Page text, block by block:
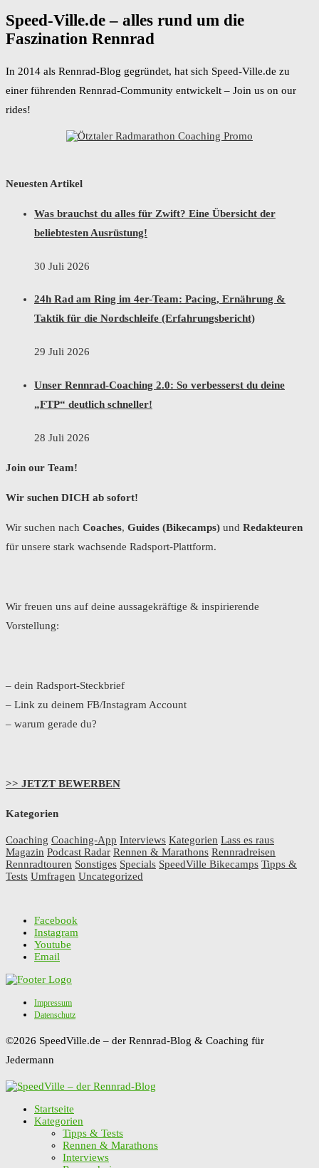
Speed-Ville.de – alles rund um die
Faszination Rennrad
In 2014 als Rennrad-Blog gegründet, hat sich Speed-Ville.de zu
einer führenden Rennrad-Community entwickelt – Join us on our
rides!
Neuesten Artikel
Was brauchst du alles für Zwift? Eine Übersicht der
beliebtesten Ausrüstung!
30 Juli 2026
24h Rad am Ring im 4er-Team: Pacing, Ernährung &
Taktik für die Nordschleife (Erfahrungsbericht)
29 Juli 2026
Unser Rennrad-Coaching 2.0: So verbesserst du deine
„FTP“ deutlich schneller!
28 Juli 2026
Join our Team!
Wir suchen DICH ab sofort!
Wir suchen nach Coaches, Guides (Bikecamps) und Redakteuren
für unsere stark wachsende Radsport-Plattform.
Wir freuen uns auf deine aussagekräftige & inspirierende
Vorstellung:
– dein Radsport-Steckbrief
– Link zu deinem FB/Instagram Account
– warum gerade du?
>> JETZT BEWERBEN
Kategorien
Coaching Coaching-App Interviews Kategorien Lass es raus
Magazin Podcast Radar Rennen & Marathons Rennradreisen
Rennradtouren Sonstiges Specials SpeedVille Bikecamps Tipps &
Tests Umfragen Uncategorized
Facebook
Instagram
Youtube
Email
Impressum
Datenschutz
©2026 SpeedVille.de – der Rennrad-Blog & Coaching für
Jedermann
Startseite
Kategorien
Tipps & Tests
Rennen & Marathons
Interviews